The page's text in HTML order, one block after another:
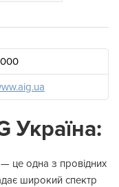
Україна:
це одна з провідних
широкий спектр